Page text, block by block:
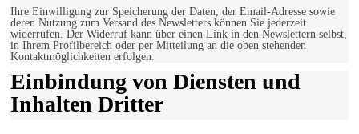
Ihre Einwilligung zur Speicherung der Daten, der Email-Adresse sowie
deren Nutzung zum Versand des Newsletters können Sie jederzeit
widerrufen. Der Widerruf kann über einen Link in den Newslettern selbst,
in Ihrem Profilbereich oder per Mitteilung an die oben stehenden
Kontaktmöglichkeiten erfolgen.
Einbindung von Diensten und
Inhalten Dritter